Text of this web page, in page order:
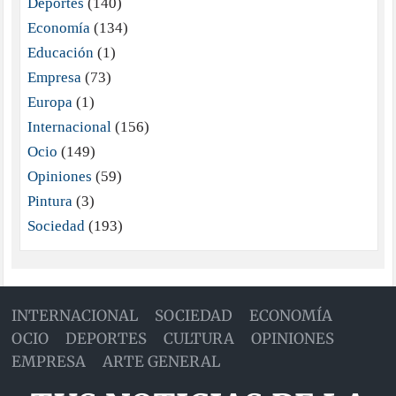
Economía (134)
Educación (1)
Empresa (73)
Europa (1)
Internacional (156)
Ocio (149)
Opiniones (59)
Pintura (3)
Sociedad (193)
INTERNACIONAL SOCIEDAD
ECONOMÍA
OCIO
DEPORTES CULTURA
OPINIONES
EMPRESA
ARTE GENERAL